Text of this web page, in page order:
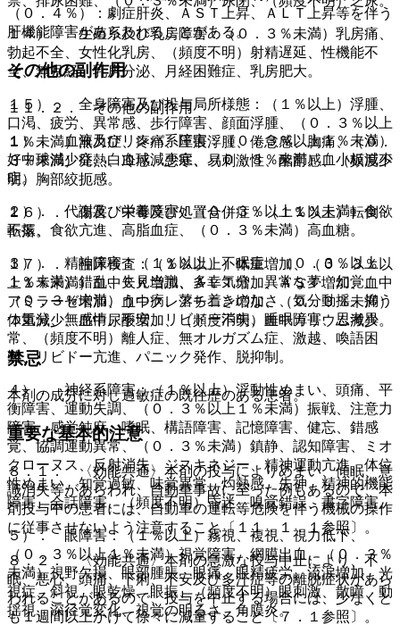
１４）． 生殖系及び乳房障害：（０．３％未満）乳房痛、
勃起不全、女性化乳房、（頻度不明）射精遅延、性機能不
全、無月経、乳房分泌、月経困難症、乳房肥大。
１５）． 全身障害及び投与局所様態：（１％以上）浮腫、
口渇、疲労、異常感、歩行障害、顔面浮腫、（０．３％以上
１％未満）無力症、疼痛、圧痕浮腫、倦怠感、胸痛、（０．
３％未満）発熱、冷感、悪寒、易刺激性、酩酊感、（頻度不
明）胸部絞扼感。
１６）． 傷害、中毒及び処置合併症：（１％以上）転倒・
転落。
１７）． 臨床検査：（１％以上）体重増加、（０．３％以
上１％未満）血中ＣＫ増加、ＡＬＴ増加、ＡＳＴ増加、血中
アミラーゼ増加、血中クレアチニン増加、（０．３％未満）
体重減少、血中尿酸増加、（頻度不明）血中カリウム減少。
禁忌
本剤の成分に対し過敏症の既往歴のある患者。
重要な基本的注意
８．１． 〈効能共通〉本剤の投与によりめまい、傾眠、意
識消失等があらわれ、自動車事故に至った例もあるので、本
剤投与中の患者には、自動車の運転等危険を伴う機械の操作
に従事させないよう注意すること〔１１．１．１参照〕。
８．２． 〈効能共通〉本剤の急激な投与中止により、不
眠、悪心、頭痛、下痢、不安及び多汗症等の離脱症状があら
われることがあるので、投与を中止する場合には、少なくと
も１週間以上かけて徐々に減量すること〔７．１参照〕。
（０．４％）：劇症肝炎、ＡＳＴ上昇、ＡＬＴ上昇等を伴う
肝機能障害があらわれることがある。
その他の副作用
１１．２． その他の副作用
１）． 血液及びリンパ系障害：（０．３％以上１％未満）
好中球減少症、白血球減少症、（０．３％未満）血小板減少
症。
２）． 代謝及び栄養障害：（０．３％以上１％未満）食欲
不振、食欲亢進、高脂血症、（０．３％未満）高血糖。
３）． 精神障害：（１％以上）不眠症、（０．３％以上
１％未満）錯乱、失見当識、多幸気分、異常な夢、幻覚、
（０．３％未満）うつ病、落ち着きのなさ、気分動揺、抑う
つ気分、無感情、不安、リビドー消失、睡眠障害、思考異
常、（頻度不明）離人症、無オルガズム症、激越、喚語困
難、リビドー亢進、パニック発作、脱抑制。
４）． 神経系障害：（１％以上）浮動性めまい、頭痛、平
衡障害、運動失調、（０．３％以上１％未満）振戦、注意力
障害、感覚鈍麻、嗜眠、構語障害、記憶障害、健忘、錯感
覚、協調運動異常、（０．３％未満）鎮静、認知障害、ミオ
クローヌス、反射消失、ジスキネジー、精神運動亢進、体位
性めまい、知覚過敏、味覚異常、灼熱感、失神、精神的機能
障害、会話障害、（頻度不明）昏迷、嗅覚錯誤、書字障害。
５）． 眼障害：（１％以上）霧視、複視、視力低下、
（０．３％以上１％未満）視覚障害、網膜出血、（０．３％
未満）視野欠損、眼部腫脹、眼痛、眼精疲労、流涙増加、光
視症、斜視、眼乾燥、眼振、（頻度不明）眼刺激、散瞳、動
揺視、深径覚変化、視覚の明るさ、角膜炎。